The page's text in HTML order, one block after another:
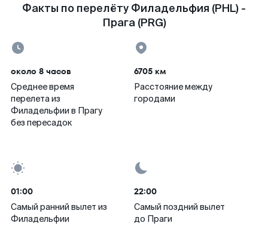
Факты по перелёту Филадельфия (PHL) -
Прага (PRG)
около 8 часов
Среднее время
перелета из
Филадельфии в Прагу
без пересадок
6705 км
Расстояние между
городами
01:00
Самый ранний вылет из
Филадельфии
22:00
Самый поздний вылет
до Праги